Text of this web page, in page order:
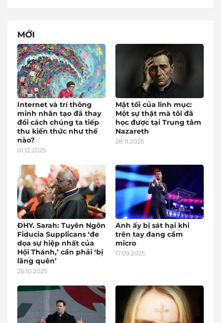
MỚI
Internet và trí thông
minh nhân tạo đã thay
đổi cách chúng ta tiếp
thu kiến thức như thế
nào?
01.12.2025
Mặt tối của linh mục:
Một sự thật mà tôi đã
học được tại Trung tâm
Nazareth
28.11.2025
ĐHY. Sarah: Tuyên Ngôn
Fiducia Supplicans ‘đe
dọa sự hiệp nhất của
Hội Thánh,’ cần phải ‘bị
lãng quên’
26.10.2025
Anh ấy bị sát hại khi
trên tay đang cầm
micro
17.09.2025